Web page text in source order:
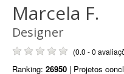
Marcela F.
Designer
(0.0 - 0
Ranking: 26950 | Projetos